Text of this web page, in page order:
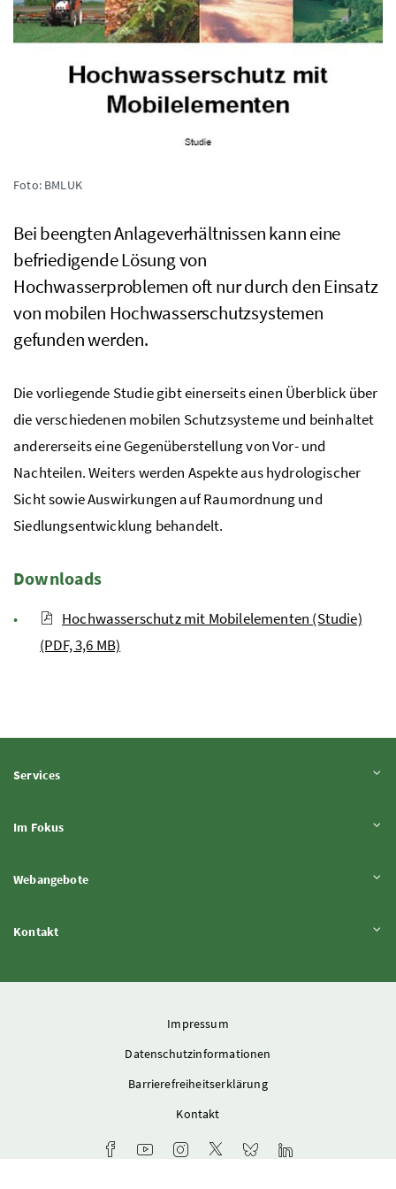
Foto: BMLUK
Bei beengten Anlageverhältnissen kann eine
befriedigende Lösung von
Hochwasserproblemen oft nur durch den Einsatz
von mobilen Hochwasserschutzsystemen
gefunden werden.
Die vorliegende Studie gibt einerseits einen Überblick über
die verschiedenen mobilen Schutzsysteme und beinhaltet
andererseits eine Gegenüberstellung von Vor- und
Nachteilen. Weiters werden Aspekte aus hydrologischer
Sicht sowie Auswirkungen auf Raumordnung und
Siedlungsentwicklung behandelt.
Downloads
Hochwasserschutz mit Mobilelementen (Studie)
(PDF, 3,6 MB)
ServicesInhalt aufklappen
Im FokusInhalt aufklappen
WebangeboteInhalt aufklappen
KontaktInhalt aufklappen
Impressum
Datenschutzinformationen
Barrierefreiheitserklärung
Kontakt
Facebook-Kanal des Ministeriums
Youtube-Kanal des Bundesministeriums
Instagram-Auftritt des Ministeriums
X-Account des Ministeriums
Bluesky-Account des